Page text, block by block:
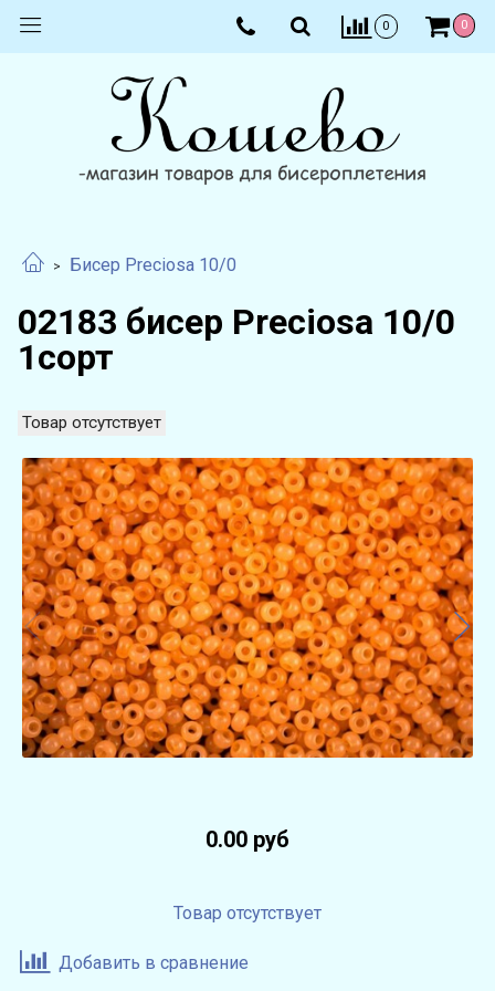
0 0
Бисер Preciosa 10/0
02183 бисер Preciosa 10/0
1сорт
Товар отсутствует
0.00 руб
Товар отсутствует
Добавить в сравнение